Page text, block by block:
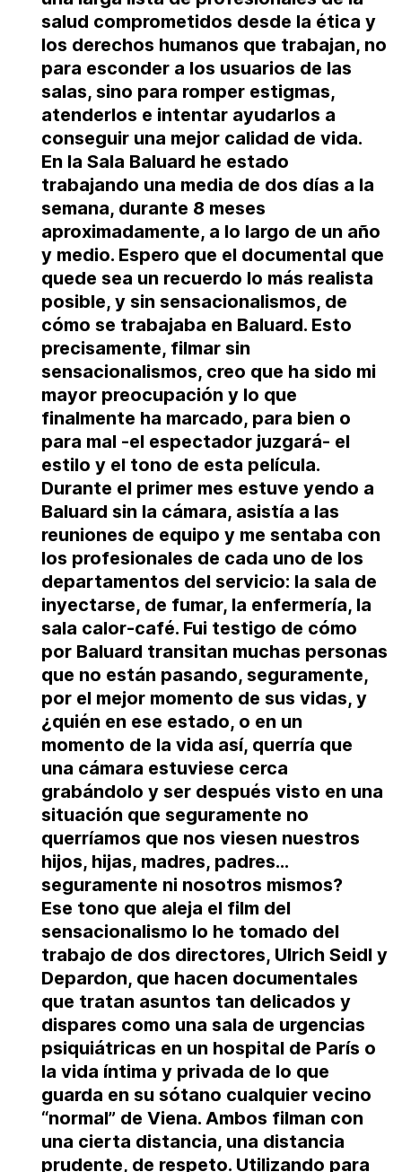
salud comprometidos desde la ética y
los derechos humanos que trabajan, no
para esconder a los usuarios de las
salas, sino para romper estigmas,
atenderlos e intentar ayudarlos a
conseguir una mejor calidad de vida.
En la Sala Baluard he estado
trabajando una media de dos días a la
semana, durante 8 meses
aproximadamente, a lo largo de un año
y medio. Espero que el documental que
quede sea un recuerdo lo más realista
posible, y sin sensacionalismos, de
cómo se trabajaba en Baluard. Esto
precisamente, filmar sin
sensacionalismos, creo que ha sido mi
mayor preocupación y lo que
finalmente ha marcado, para bien o
para mal -el espectador juzgará- el
estilo y el tono de esta película.
Durante el primer mes estuve yendo a
Baluard sin la cámara, asistía a las
reuniones de equipo y me sentaba con
los profesionales de cada uno de los
departamentos del servicio: la sala de
inyectarse, de fumar, la enfermería, la
sala calor-café. Fui testigo de cómo
por Baluard transitan muchas personas
que no están pasando, seguramente,
por el mejor momento de sus vidas, y
¿quién en ese estado, o en un
momento de la vida así, querría que
una cámara estuviese cerca
grabándolo y ser después visto en una
situación que seguramente no
querríamos que nos viesen nuestros
hijos, hijas, madres, padres…
seguramente ni nosotros mismos?
Ese tono que aleja el film del
sensacionalismo lo he tomado del
trabajo de dos directores, Ulrich Seidl y
Depardon, que hacen documentales
que tratan asuntos tan delicados y
dispares como una sala de urgencias
psiquiátricas en un hospital de París o
la vida íntima y privada de lo que
guarda en su sótano cualquier vecino
“normal” de Viena. Ambos filman con
una cierta distancia, una distancia
prudente, de respeto. Utilizando para